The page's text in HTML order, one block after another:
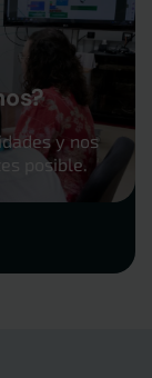
y nos
posible.